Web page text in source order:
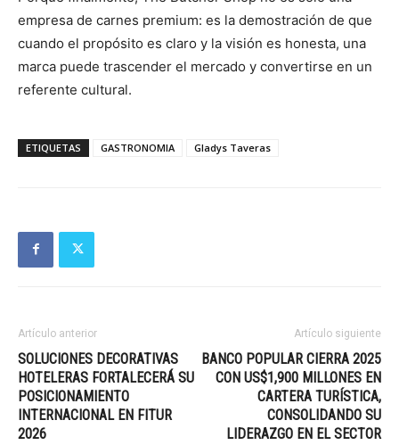
empresa de carnes premium: es la demostración de que
cuando el propósito es claro y la visión es honesta, una
marca puede trascender el mercado y convertirse en un
referente cultural.
ETIQUETAS GASTRONOMIA Gladys Taveras
Artículo anterior
SOLUCIONES DECORATIVAS
HOTELERAS FORTALECERÁ SU
POSICIONAMIENTO
INTERNACIONAL EN FITUR
2026
Artículo siguiente
BANCO POPULAR CIERRA 2025
CON US$1,900 MILLONES EN
CARTERA TURÍSTICA,
CONSOLIDANDO SU
LIDERAZGO EN EL SECTOR